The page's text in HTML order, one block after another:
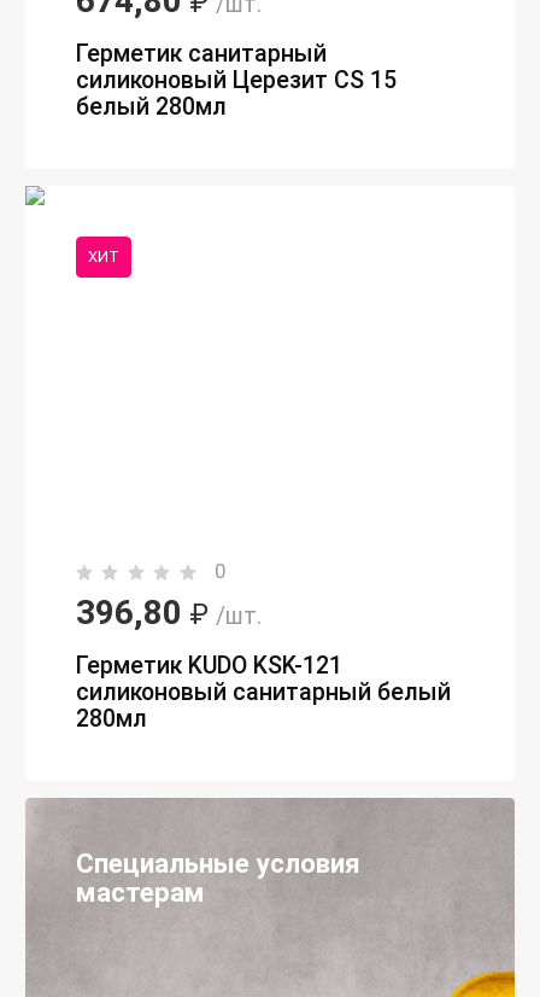
Герметик санитарный
силиконовый Церезит CS 15
белый 280мл
ХИТ
0
396,80 ₽ /шт.
Герметик KUDO KSK-121
силиконовый санитарный белый
280мл
Специальные условия
мастерам